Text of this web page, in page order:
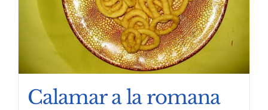
Calamar a la romana